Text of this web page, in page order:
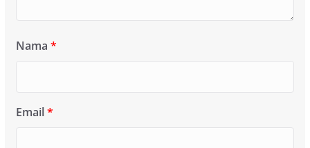
Nama *
Email*